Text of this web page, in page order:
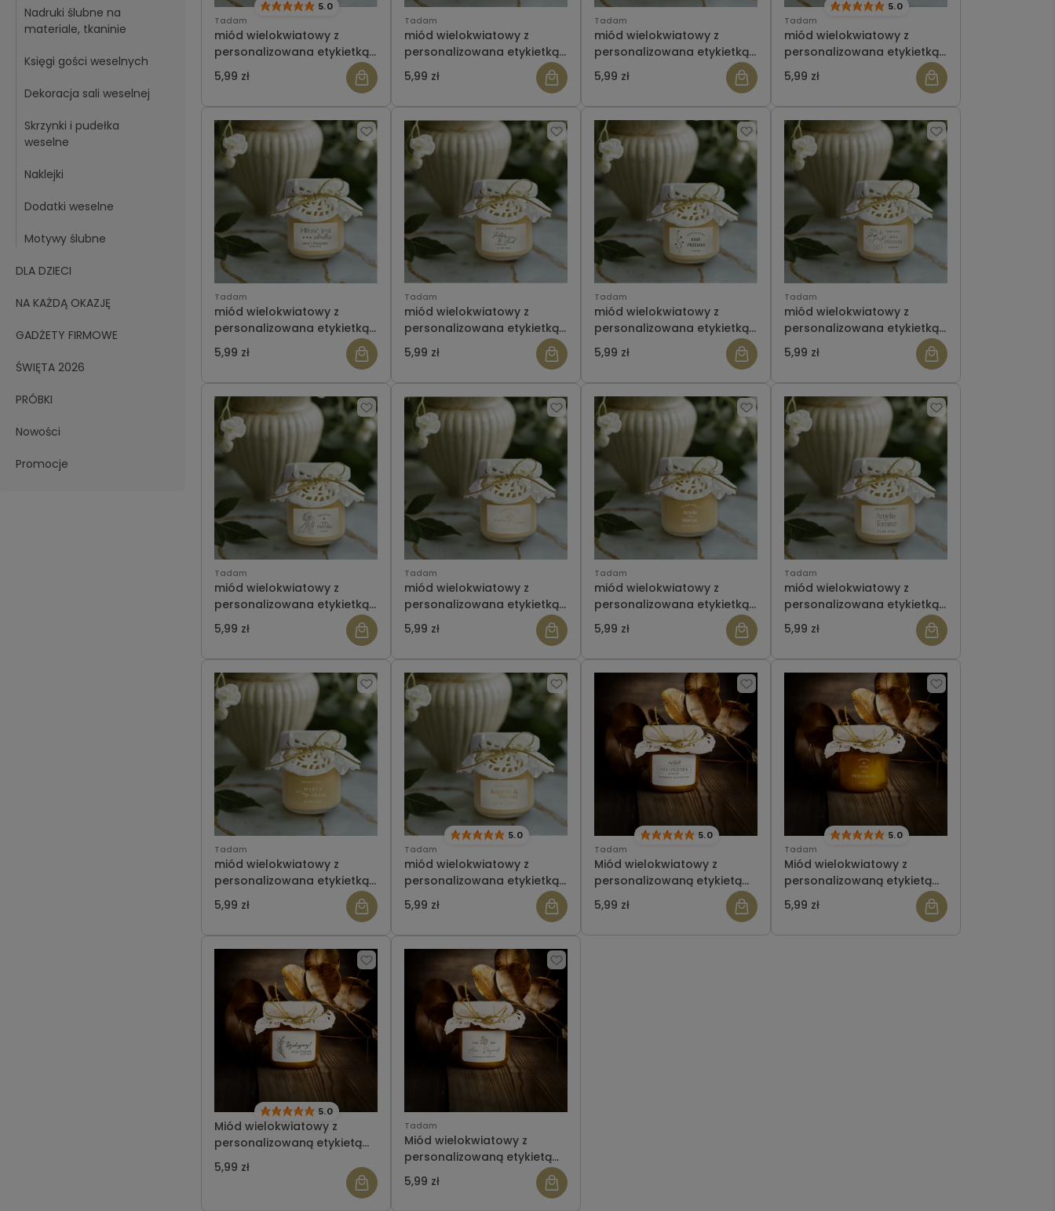
Nadruki ślubne na
materiale, tkaninie
Księgi gości weselnych
Dekoracja sali weselnej
Skrzynki i pudełka
weselne
Naklejki
Dodatki weselne
Motywy ślubne
DLA DZIECI
NA KAŻDĄ OKAZJĘ
GADŻETY FIRMOWE
ŚWIĘTA 2026
PRÓBKI
Nowości
Promocje
Tadam
miód wielokwiatowy z
personalizowana etykietką-
ślub wzór 13
5.0
5,99 zł
Tadam
miód wielokwiatowy z
personalizowana etykietką-
ślub wzór 14
5,99 zł
Tadam
miód wielokwiatowy z
personalizowana etykietką-
ślub wzór 15
5,99 zł
Tadam
miód wielokwiatowy z
personalizowana etykietką-
ślub wzór 16
5.0
5,99 zł
Tadam
miód wielokwiatowy z
personalizowana etykietką-
ślub wzór 17
5,99 zł
Tadam
miód wielokwiatowy z
personalizowana etykietką-
ślub wzór 18
5,99 zł
Tadam
miód wielokwiatowy z
personalizowana etykietką-
ślub wzór 19
5,99 zł
Tadam
miód wielokwiatowy z
personalizowana etykietką-
ślub wzór 20
5,99 zł
Tadam
miód wielokwiatowy z
personalizowana etykietką-
ślub wzór 21
5,99 zł
Tadam
miód wielokwiatowy z
personalizowana etykietką-
ślub wzór 22
5,99 zł
Tadam
miód wielokwiatowy z
personalizowana etykietką-
ślub wzór 6
5,99 zł
Tadam
miód wielokwiatowy z
personalizowana etykietką-
ślub wzór 7
5,99 zł
Tadam
miód wielokwiatowy z
personalizowana etykietką-
ślub wzór 8
5,99 zł
Tadam
miód wielokwiatowy z
personalizowana etykietką-
ślub wzór 9
5.0
5,99 zł
Tadam
Miód wielokwiatowy z
personalizowaną etykietą
ślub wzór 1
5.0
5,99 zł
Tadam
Miód wielokwiatowy z
personalizowaną etykietą
ślub wzór 2
5.0
5,99 zł
Miód wielokwiatowy z
personalizowaną etykietą
ślub wzór 3
5.0
5,99 zł
Tadam
Miód wielokwiatowy z
personalizowaną etykietą
ślub wzór 4
5,99 zł